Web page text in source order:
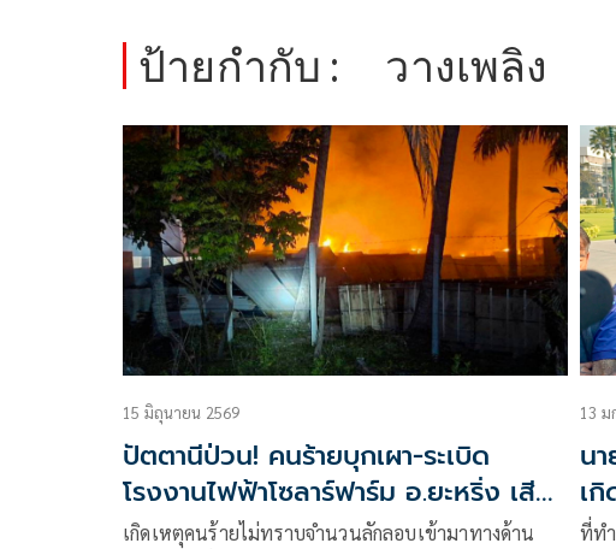
ป้ายกำกับ : วางเพลิง
15 มิถุนายน 2569
ปัตตานีป่วน! คนร้ายบุกเผา-ระเบิด
โรงงานไฟฟ้าโซลาร์ฟาร์ม อ.ยะหริ่ง เสีย
หายกว่า 13 ล้าน
เกิดเหตุคนร้ายไม่ทราบจำนวนลักลอบเข้ามาทางด้าน
13 ม
น
เ
ใ
ที่ท